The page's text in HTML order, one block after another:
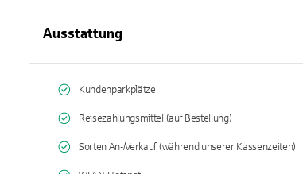
Ausstattung
Kundenparkplätze
Reisezahlungsmittel (auf Bestellung)
Sorten An-/Verkauf (während unserer Kassenzeiten)